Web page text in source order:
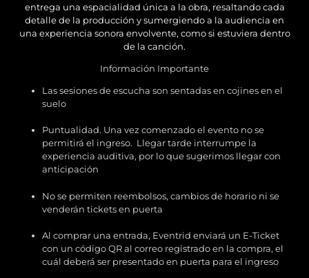
entrega una espacialidad única a la obra, resaltando cada
detalle de la producción y sumergiendo a la audiencia en
una experiencia sonora envolvente, como si estuviera dentro
de la canción.
Información Importante
Las sesiones de escucha son sentadas en cojines en el
suelo
Puntualidad. Una vez comenzado el evento no se
permitirá el ingreso. Llegar tarde interrumpe la
experiencia auditiva, por lo que sugerimos llegar con
anticipación
No se permiten reembolsos, cambios de horario ni se
venderán tickets en puerta
Al comprar una entrada, Eventrid enviará un E-Ticket
con un código QR al correo registrado en la compra, el
cuál deberá ser presentado en puerta para el ingreso